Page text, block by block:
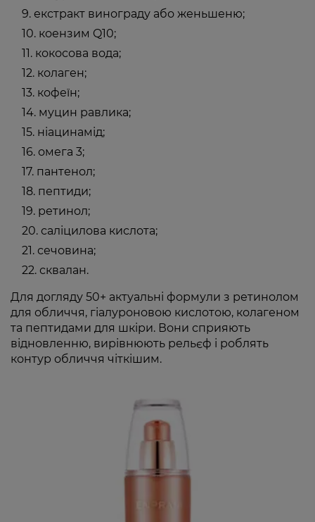
екстракт винограду або женьшеню;
коензим Q10;
кокосова вода;
колаген;
кофеїн;
муцин равлика;
ніацинамід;
омега 3;
пантенол;
пептиди;
ретинол;
саліцилова кислота;
сечовина;
сквалан.
Для догляду 50+ актуальні формули з ретинолом
для обличчя, гіалуроновою кислотою, колагеном
та пептидами для шкіри. Вони сприяють
відновленню, вирівнюють рельєф і роблять
контур обличчя чіткішим.